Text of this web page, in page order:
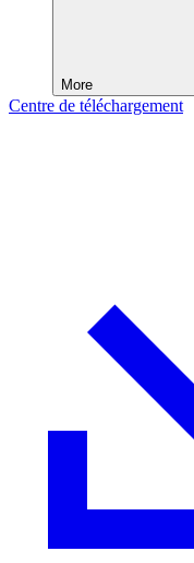
More
Centre de téléchargement